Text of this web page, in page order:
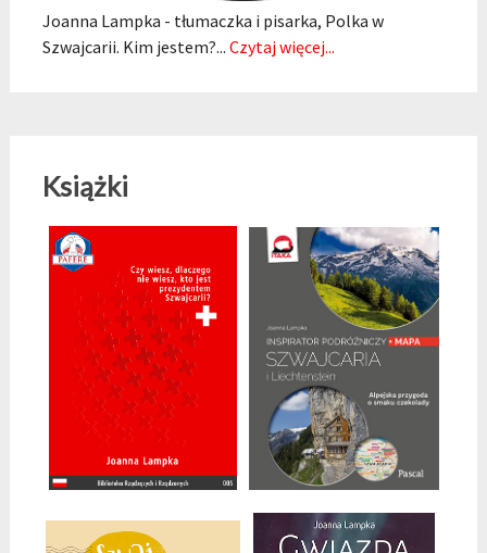
Joanna Lampka - tłumaczka i pisarka, Polka w
Szwajcarii. Kim jestem?... Czytaj więcej...
Książki